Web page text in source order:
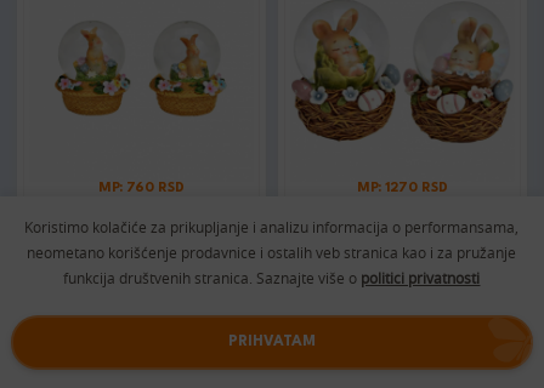
MP: 760 RSD
DODAJTE U KORPU
MP: 1270 RSD
DODAJTE U KORPU
Koristimo kolačiće za prikupljanje i analizu informacija o performansama,
neometano korišćenje prodavnice i ostalih veb stranica kao i za pružanje
funkcija društvenih stranica. Saznajte više o politici privatnosti
PRIHVATAM